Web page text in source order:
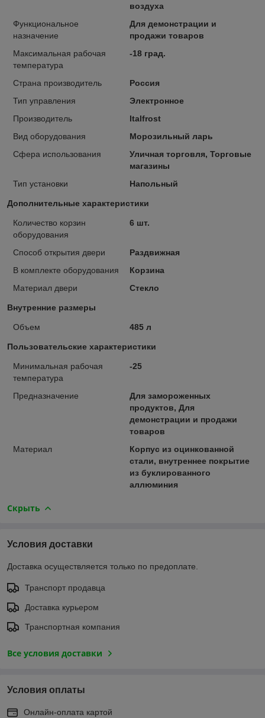
воздуха
Функциональное
назначение
Для демонстрации и
продажи товаров
Максимальная рабочая
температура
-18 град.
Страна производитель
Россия
Тип управления
Электронное
Производитель
Italfrost
Вид оборудования
Морозильный ларь
Сфера использования
Уличная торговля, Торговые
магазины
Тип установки
Напольный
Дополнительные характеристики
Количество корзин
оборудования
6 шт.
Способ открытия двери
Раздвижная
В комплекте оборудования
Корзина
Материал двери
Стекло
Внутренние размеры
Объем 485 л
Пользовательские характеристики
Минимальная рабочая
температура
-25
Предназначение
Для замороженных
продуктов, Для
демонстрации и продажи
товаров
Материал
Корпус из оцинкованной
стали, внутреннее покрытие
из буклированного
аллюминия
Скрыть
Условия доставки
Доставка осуществляется только по предоплате.
Транспорт продавца
Доставка курьером
Транспортная компания
Все условия доставки
Условия оплаты
Онлайн-оплата картой